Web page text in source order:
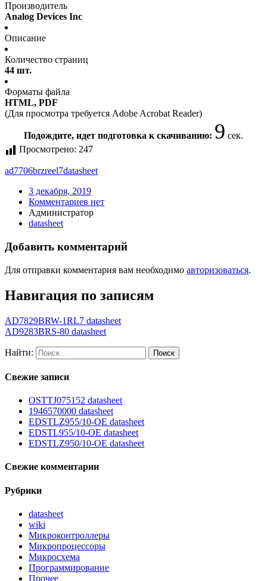
Производитель
Analog Devices Inc
Описание
Количество страниц
44 шт.
Форматы файла
HTML, PDF
(Для просмотра требуется Adobe Acrobat Reader)
Подождите, идет подготовка к скачиванию: 9 сек.
Просмотрено: 247
ad7706brzreel7datasheet
3 декабря, 2019
Комментариев нет
Администратор
datasheet
Добавить комментарий
Для отправки комментария вам необходимо авторизоваться.
Навигация по записям
AD7829BRW-1RL7 datasheet
AD9283BRS-80 datasheet
Найти:
Свежие записи
OSTTJ075152 datasheet
1946570000 datasheet
EDSTLZ955/10-OE datasheet
EDSTL955/10-OE datasheet
EDSTLZ950/10-OE datasheet
Свежие комментарии
Рубрики
datasheet
wiki
Микроконтроллеры
Микропроцессоры
Микросхема
Программирование
Прочее